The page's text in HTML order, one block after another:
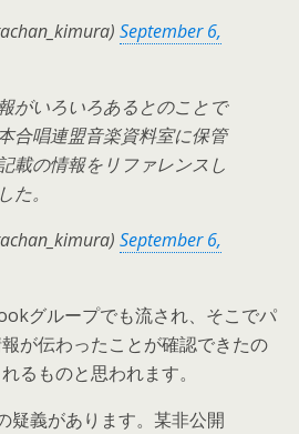
September 6,
がいろいろあるとのことで
合唱連盟音楽資料室に保管
載の情報をリファレンスし
た。
September 6,
グループでも流され、そこでパ
が伝わったことが確認できたの
るものと思われます。
疑義があります。某非公開